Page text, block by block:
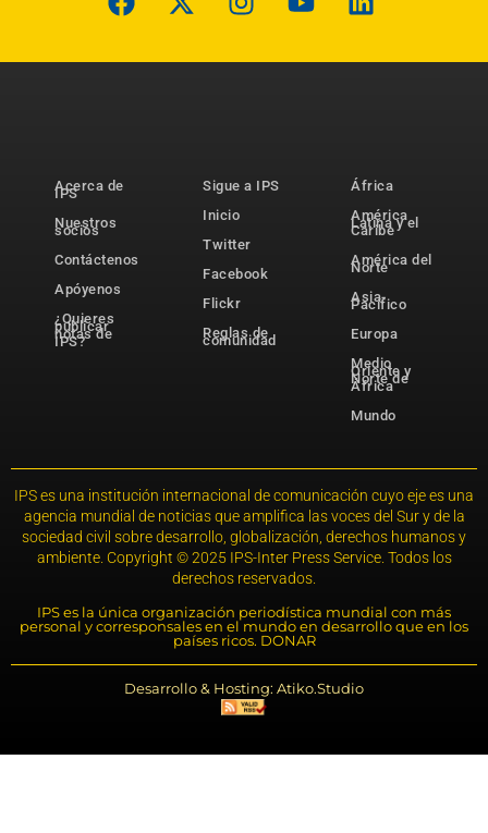
Acerca de
IPS
Nuestros
socios
Contáctenos
Apóyenos
¿Quieres
publicar
notas de
IPS?
Sigue a IPS
Inicio
Twitter
Facebook
Flickr
Reglas de
comunidad
África
América
Latina y el
Caribe
América del
Norte
Asia-
Pacífico
Europa
Medio
Oriente y
Norte de
África
Mundo
IPS es una institución internacional de comunicación cuyo eje es una
agencia mundial de noticias que amplifica las voces del Sur y de la
sociedad civil sobre desarrollo, globalización, derechos humanos y
ambiente. Copyright © 2025 IPS-Inter Press Service. Todos los
derechos reservados.
IPS es la única organización periodística mundial con más
personal y corresponsales en el mundo en desarrollo que en los
países ricos. DONAR
Desarrollo & Hosting: Atiko.Studio